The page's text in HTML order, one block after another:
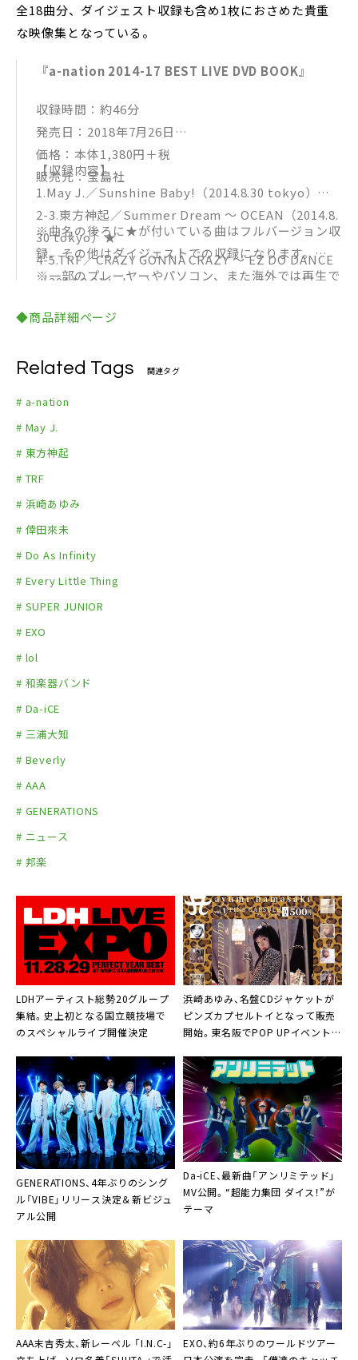
全18曲分、ダイジェスト収録も含め1枚におさめた貴重
な映像集となっている。
『a-nation 2014-17 BEST LIVE DVD BOOK』
収録時間：約46分
発売日：2018年7月26日
価格：本体1,380円＋税
販売元：宝島社
【収録内容】
1.May J.／Sunshine Baby!（2014.8.30 tokyo）
2-3.東方神起／Summer Dream ～ OCEAN（2014.8.
30 tokyo）★
4-5.TRF／CRAZY GONNA CRAZY ～ EZ DO DANCE
（2014.8.31 tokyo）
7.倖田來未／BE MY BABY（2015.8.22 osaka）
o）
10.SUPER JUNIOR／Mr.Simple（Japanese Ver.）
（2015.8.29 tokyo）
11.EXO／Wolf（2015.8.30 tokyo）
12.lol-エルオーエル-／fire!（2016.8.27 tokyo）
13.和楽器バンド／起死回生（2016.8.27 tokyo）
14.Da-iCE／パラダイブ（2016.8.28 tokyo）
18.GENERATIONS from EXILE TRIBE／PIERROT
（『BEST GENERATION』収録Ver.）（2017.8.27 t
okyo）★
※曲名の後ろに★が付いている曲はフルバージョン収
録、その他はダイジェストでの収録になります。
※一部のプレーヤーやパソコン、また海外では再生で
◆商品詳細ページ
Related Tags 関連タグ
# a-nation
# May J.
# 東方神起
# TRF
# 浜崎あゆみ
# 倖田來未
# Do As Infinity
# Every Little Thing
# SUPER JUNIOR
# EXO
# lol
# 和楽器バンド
# Da-iCE
# 三浦大知
# Beverly
# AAA
# GENERATIONS
# ニュース
# 邦楽
LDHアーティスト総勢20グループ
集結。史上初となる国立競技場で
のスペシャルライブ開催決定
浜崎あゆみ、名盤CDジャケットが
ピンズカプセルトイとなって販売
開始。東名阪でPOP UPイベントも
GENERATIONS、4年ぶりのシング
ル「VIBE」リリース決定＆新ビジュ
アル公開
Da-iCE、最新曲「アンリミテッド」
MV公開。“超能力集団 ダイス！”が
テーマ
AAA末吉秀太、新レーベル 「I.N.C-」
EXO、約6年ぶりのワールドツアー